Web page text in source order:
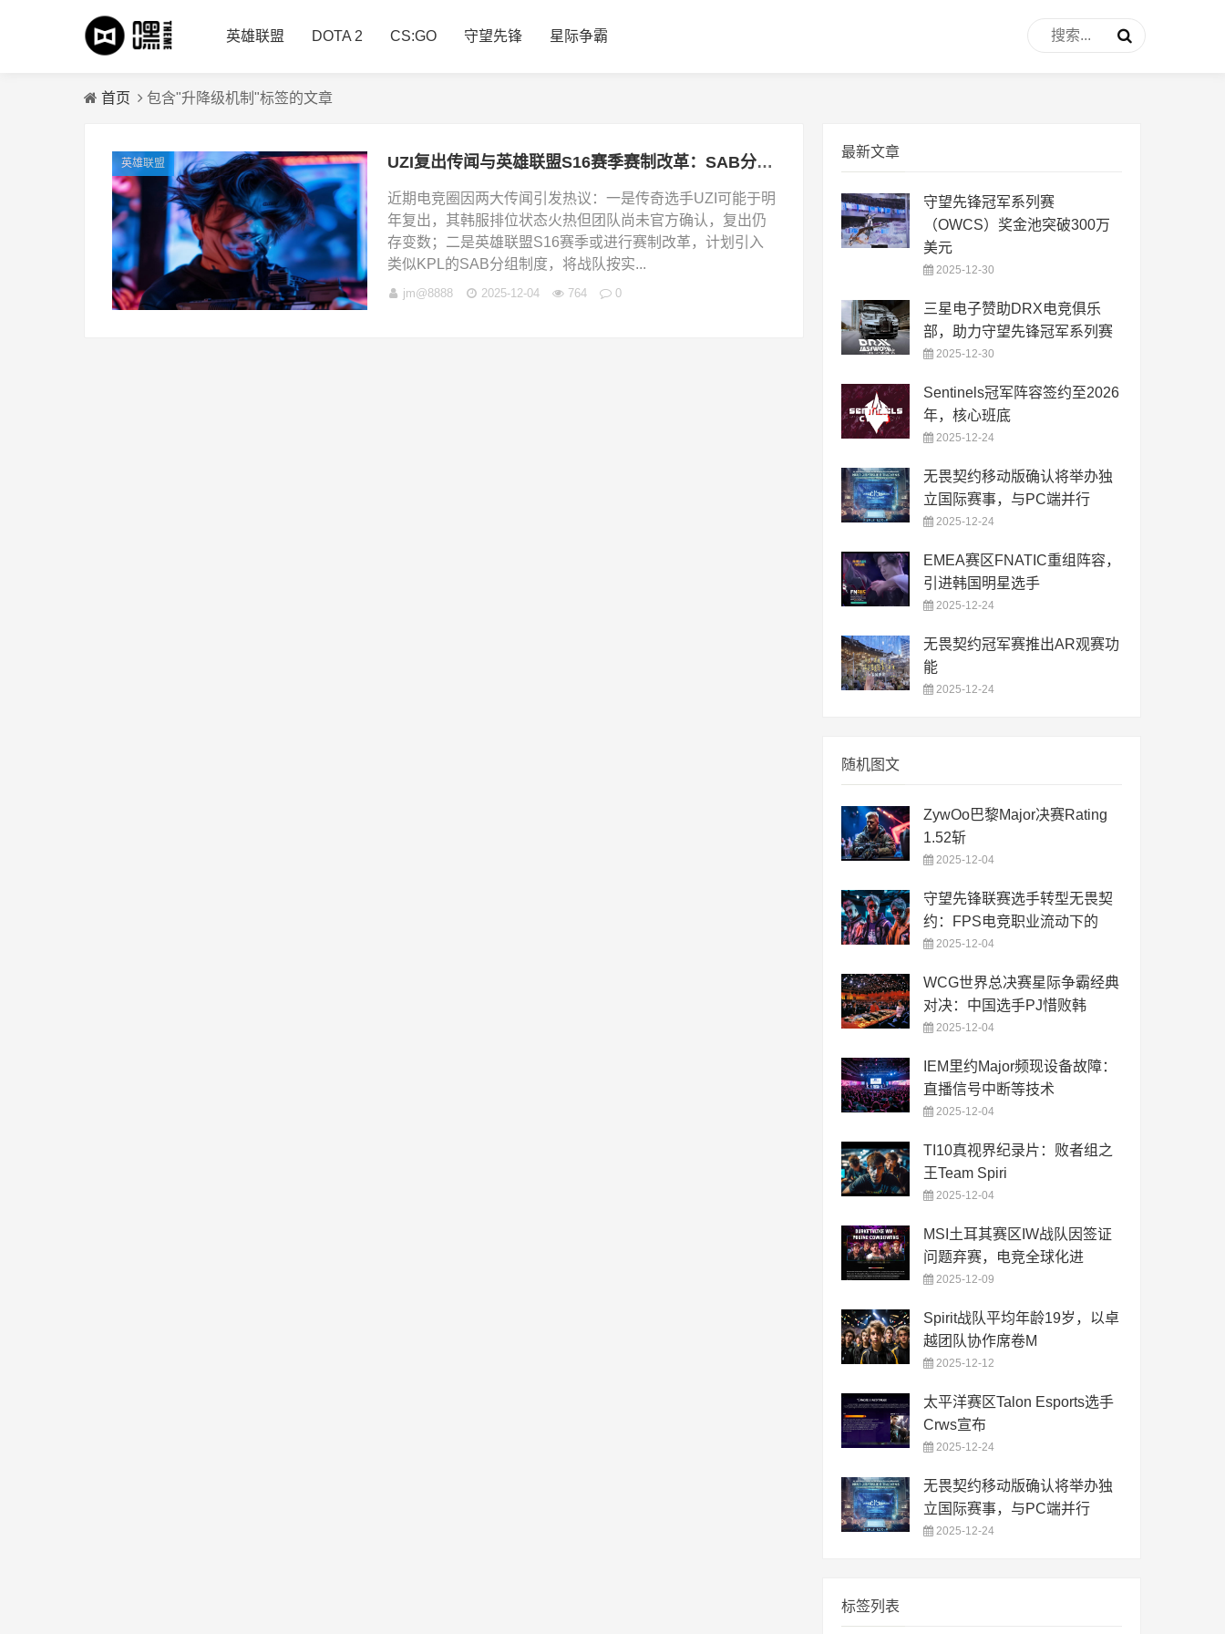
英雄联盟 DOTA 2 CS:GO 守望先锋 星际争霸
首页 包含"升降级机制"标签的文章
英雄联盟 UZI复出传闻与英雄联盟S16赛季赛制改革：SAB分组制度及升降级机制解析
近期电竞圈因两大传闻引发热议：一是传奇选手UZI可能于明
年复出，其韩服排位状态火热但团队尚未官方确认，复出仍
存变数；二是英雄联盟S16赛季或进行赛制改革，计划引入
类似KPL的SAB分组制度，将战队按实...
jm@8888 2025-12-04 764 0
最新文章
守望先锋冠军系列赛
（OWCS）奖金池突破300万
美元
2025-12-30
三星电子赞助DRX电竞俱乐
部，助力守望先锋冠军系列赛
2025-12-30
Sentinels冠军阵容签约至2026
年，核心班底
2025-12-24
无畏契约移动版确认将举办独
立国际赛事，与PC端并行
2025-12-24
EMEA赛区FNATIC重组阵容，
引进韩国明星选手
2025-12-24
无畏契约冠军赛推出AR观赛功
能
2025-12-24
随机图文
ZywOo巴黎Major决赛Rating
1.52斩
2025-12-04
守望先锋联赛选手转型无畏契
约：FPS电竞职业流动下的
2025-12-04
WCG世界总决赛星际争霸经典
对决：中国选手PJ惜败韩
2025-12-04
IEM里约Major频现设备故障：
直播信号中断等技术
2025-12-04
TI10真视界纪录片：败者组之
王Team Spiri
2025-12-04
MSI土耳其赛区IW战队因签证
问题弃赛，电竞全球化进
2025-12-09
Spirit战队平均年龄19岁，以卓
越团队协作席卷M
2025-12-12
太平洋赛区Talon Esports选手
Crws宣布
2025-12-24
无畏契约移动版确认将举办独
立国际赛事，与PC端并行
2025-12-24
标签列表